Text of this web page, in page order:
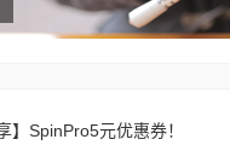
】SpinPro5元优惠券！